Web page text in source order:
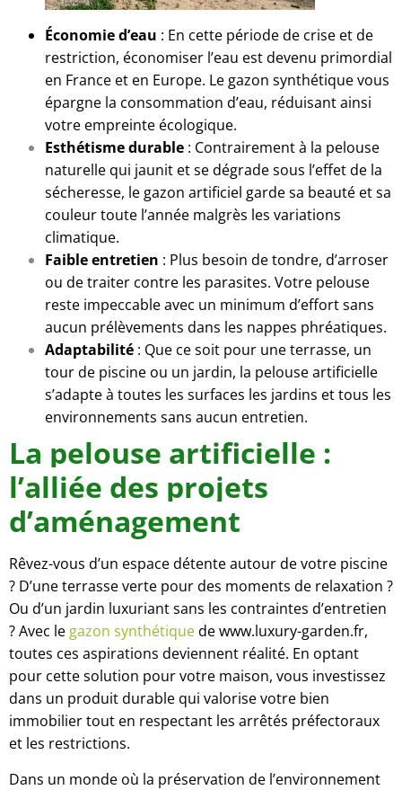
Économie d’eau : En cette période de crise et de
restriction, économiser l’eau est devenu primordial
en France et en Europe. Le gazon synthétique vous
épargne la consommation d’eau, réduisant ainsi
votre empreinte écologique.
Esthétisme durable : Contrairement à la pelouse
naturelle qui jaunit et se dégrade sous l’effet de la
sécheresse, le gazon artificiel garde sa beauté et sa
couleur toute l’année malgrès les variations
climatique.
Faible entretien : Plus besoin de tondre, d’arroser
ou de traiter contre les parasites. Votre pelouse
reste impeccable avec un minimum d’effort sans
aucun prélèvements dans les nappes phréatiques.
Adaptabilité : Que ce soit pour une terrasse, un
tour de piscine ou un jardin, la pelouse artificielle
s’adapte à toutes les surfaces les jardins et tous les
environnements sans aucun entretien.
La pelouse artificielle :
l’alliée des projets
d’aménagement
Rêvez-vous d’un espace détente autour de votre piscine
? D’une terrasse verte pour des moments de relaxation ?
Ou d’un jardin luxuriant sans les contraintes d’entretien
? Avec le gazon synthétiquede www.luxury-garden.fr,
toutes ces aspirations deviennent réalité. En optant
pour cette solution pour votre maison, vous investissez
dans un produit durable qui valorise votre bien
immobilier tout en respectant les arrêtés préfectoraux
et les restrictions.
Dans un monde où la préservation de l’environnement